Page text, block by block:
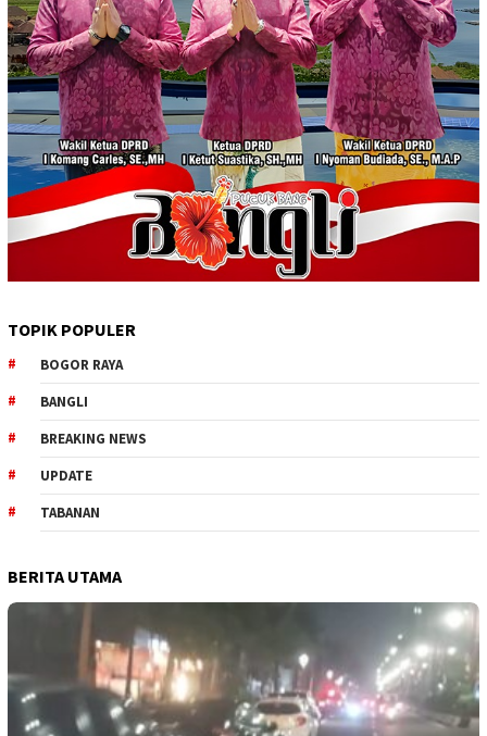
TOPIK POPULER
BOGOR RAYA
BANGLI
BREAKING NEWS
UPDATE
TABANAN
BERITA UTAMA